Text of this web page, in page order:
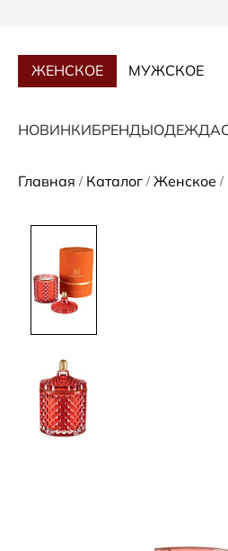
ЖЕНСКОЕ МУЖСКОЕ
НОВИНКИБРЕНДЫОДЕЖДА
Главная / Каталог / Женское /